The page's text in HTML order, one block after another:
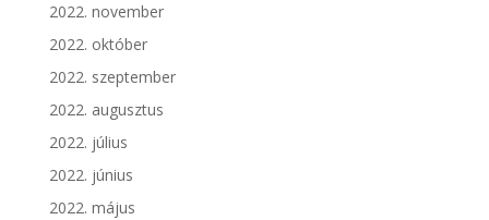
2022. november
2022. október
2022. szeptember
2022. augusztus
2022. július
2022. június
2022. május